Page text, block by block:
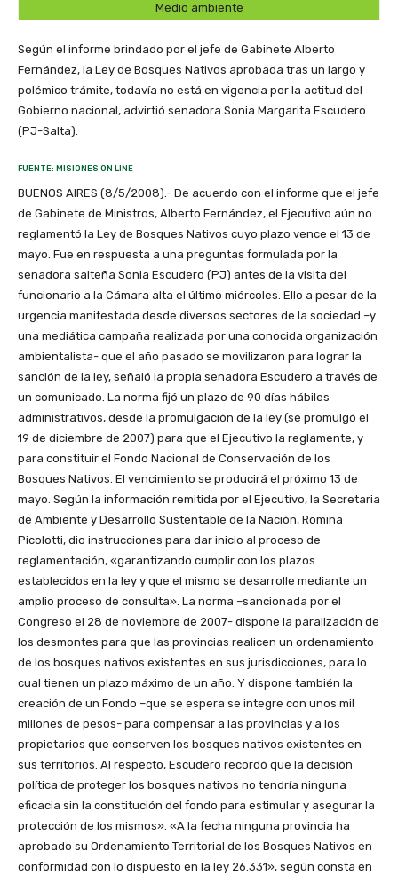
Medio ambiente
Según el informe brindado por el jefe de Gabinete Alberto
Fernández, la Ley de Bosques Nativos aprobada tras un largo y
polémico trámite, todavía no está en vigencia por la actitud del
Gobierno nacional, advirtió senadora Sonia Margarita Escudero
(PJ-Salta).
FUENTE: MISIONES ON LINE
BUENOS AIRES (8/5/2008).- De acuerdo con el informe que el jefe
de Gabinete de Ministros, Alberto Fernández, el Ejecutivo aún no
reglamentó la Ley de Bosques Nativos cuyo plazo vence el 13 de
mayo. Fue en respuesta a una preguntas formulada por la
senadora salteña Sonia Escudero (PJ) antes de la visita del
funcionario a la Cámara alta el último miércoles. Ello a pesar de la
urgencia manifestada desde diversos sectores de la sociedad –y
una mediática campaña realizada por una conocida organización
ambientalista- que el año pasado se movilizaron para lograr la
sanción de la ley, señaló la propia senadora Escudero a través de
un comunicado. La norma fijó un plazo de 90 días hábiles
administrativos, desde la promulgación de la ley (se promulgó el
19 de diciembre de 2007) para que el Ejecutivo la reglamente, y
para constituir el Fondo Nacional de Conservación de los
Bosques Nativos. El vencimiento se producirá el próximo 13 de
mayo. Según la información remitida por el Ejecutivo, la Secretaria
de Ambiente y Desarrollo Sustentable de la Nación, Romina
Picolotti, dio instrucciones para dar inicio al proceso de
reglamentación, «garantizando cumplir con los plazos
establecidos en la ley y que el mismo se desarrolle mediante un
amplio proceso de consulta». La norma –sancionada por el
Congreso el 28 de noviembre de 2007- dispone la paralización de
los desmontes para que las provincias realicen un ordenamiento
de los bosques nativos existentes en sus jurisdicciones, para lo
cual tienen un plazo máximo de un año. Y dispone también la
creación de un Fondo –que se espera se integre con unos mil
millones de pesos- para compensar a las provincias y a los
propietarios que conserven los bosques nativos existentes en
sus territorios. Al respecto, Escudero recordó que la decisión
política de proteger los bosques nativos no tendría ninguna
eficacia sin la constitución del fondo para estimular y asegurar la
protección de los mismos». «A la fecha ninguna provincia ha
aprobado su Ordenamiento Territorial de los Bosques Nativos en
conformidad con lo dispuesto en la ley 26.331», según consta en